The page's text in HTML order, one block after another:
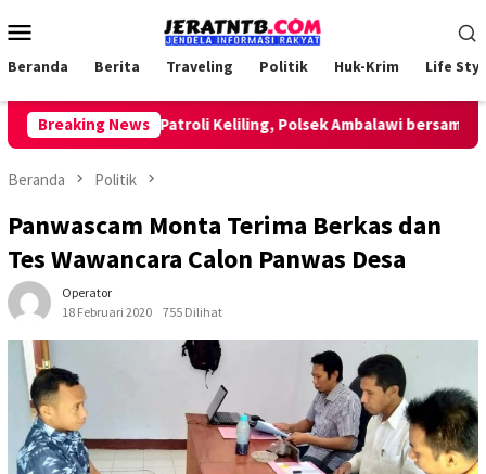
ke
Mobile
Beranda Berita Traveling Politik Huk-Krim Life
Breaking News
Lakukan Patroli Keliling, Polsek Ambalawi bersama TNI
Beranda Politik
Panwascam Monta Terima Berkas dan
Tes Wawancara Calon Panwas Desa
Operator
18 Februari 2020
755 Dilihat